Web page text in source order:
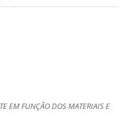
EM FUNÇÃO DOS MATERIAIS E